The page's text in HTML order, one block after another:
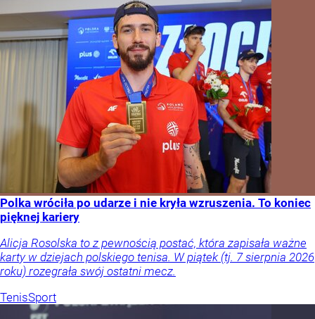
Polka wróciła po udarze i nie kryła wzruszenia. To koniec
pięknej kariery
Alicja Rosolska to z pewnością postać, która zapisała ważne
karty w dziejach polskiego tenisa. W piątek (tj. 7 sierpnia 2026
roku) rozegrała swój ostatni mecz.
TenisSport